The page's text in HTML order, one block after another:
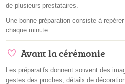
de plusieurs prestataires.
Une bonne préparation consiste à
chaque minute.
Avant la cérémonie
Les préparatifs donnent souvent des
gestes des proches, détails de